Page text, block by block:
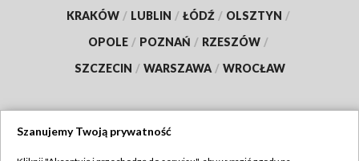
KRAKÓW / LUBLIN / ŁÓDŹ / OLSZTYN /
OPOLE / POZNAŃ / RZESZÓW /
SZCZECIN / WARSZAWA / WROCŁAW
Szanujemy Twoją prywatność